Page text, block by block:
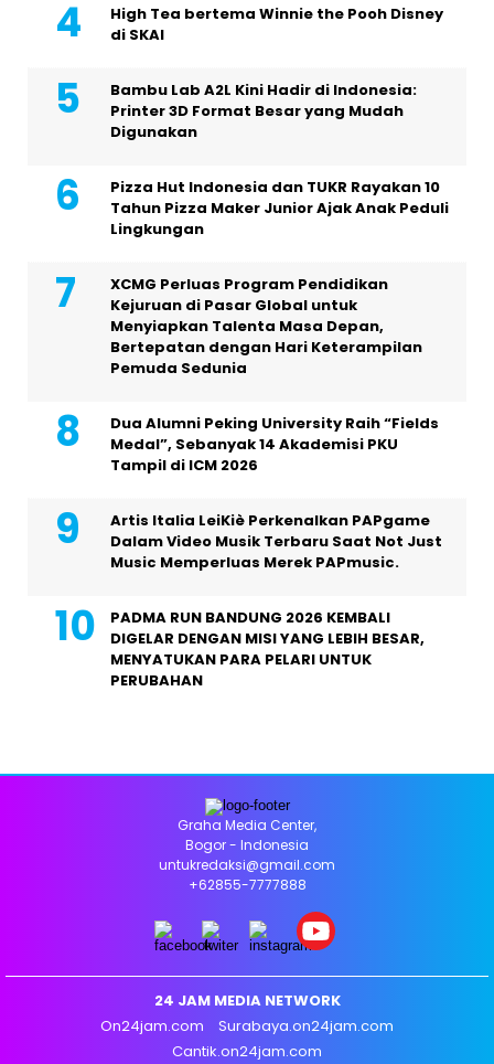
High Tea bertema Winnie the Pooh Disney
di SKAI
Bambu Lab A2L Kini Hadir di Indonesia:
Printer 3D Format Besar yang Mudah
Digunakan
Pizza Hut Indonesia dan TUKR Rayakan 10
Tahun Pizza Maker Junior Ajak Anak Peduli
Lingkungan
XCMG Perluas Program Pendidikan
Kejuruan di Pasar Global untuk
Menyiapkan Talenta Masa Depan,
Bertepatan dengan Hari Keterampilan
Pemuda Sedunia
Dua Alumni Peking University Raih “Fields
Medal”, Sebanyak 14 Akademisi PKU
Tampil di ICM 2026
Artis Italia LeiKiè Perkenalkan PAPgame
Dalam Video Musik Terbaru Saat Not Just
Music Memperluas Merek PAPmusic.
PADMA RUN BANDUNG 2026 KEMBALI
DIGELAR DENGAN MISI YANG LEBIH BESAR,
MENYATUKAN PARA PELARI UNTUK
PERUBAHAN
Graha Media Center,
Bogor - Indonesia
untukredaksi@gmail.com
+62855-7777888
24 JAM MEDIA NETWORK
On24jam.com
Surabaya.on24jam.com
Cantik.on24jam.com